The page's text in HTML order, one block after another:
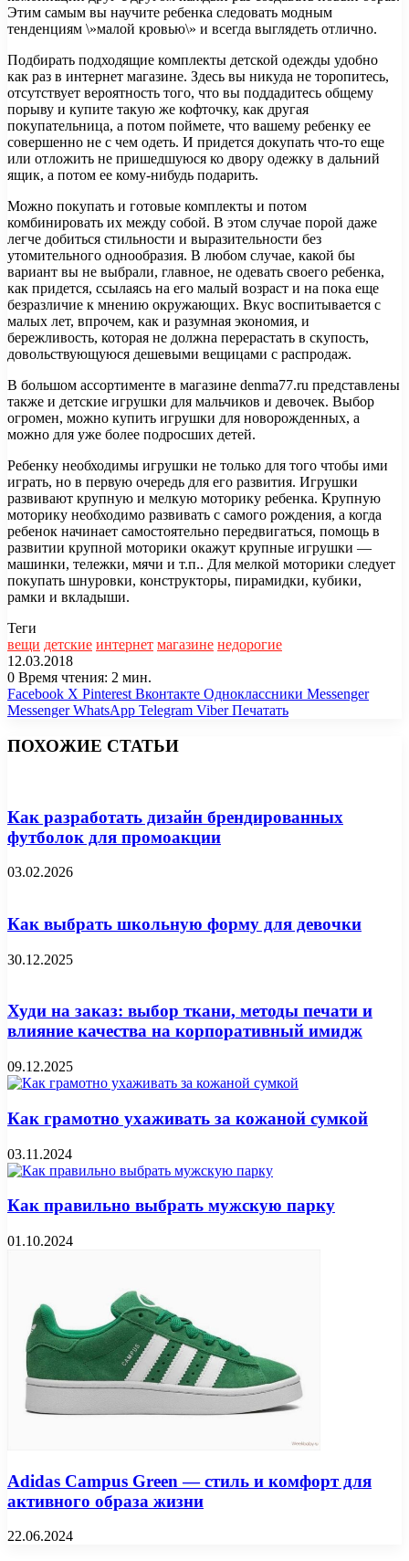
Этим самым вы научите ребенка следовать модным
тенденциям \»малой кровью\» и всегда выглядеть отлично.
Подбирать подходящие комплекты детской одежды удобно
как раз в интернет магазине. Здесь вы никуда не торопитесь,
отсутствует вероятность того, что вы поддадитесь общему
порыву и купите такую же кофточку, как другая
покупательница, а потом поймете, что вашему ребенку ее
совершенно не с чем одеть. И придется докупать что-то еще
или отложить не пришедшуюся ко двору одежку в дальний
ящик, а потом ее кому-нибудь подарить.
Можно покупать и готовые комплекты и потом
комбинировать их между собой. В этом случае порой даже
легче добиться стильности и выразительности без
утомительного однообразия. В любом случае, какой бы
вариант вы не выбрали, главное, не одевать своего ребенка,
как придется, ссылаясь на его малый возраст и на пока еще
безразличие к мнению окружающих. Вкус воспитывается с
малых лет, впрочем, как и разумная экономия, и
бережливость, которая не должна перерастать в скупость,
довольствующуюся дешевыми вещицами с распродаж.
В большом ассортименте в магазине denma77.ru представлены
также и детские игрушки для мальчиков и девочек. Выбор
огромен, можно купить игрушки для новорожденных, а
можно для уже более подросших детей.
Ребенку необходимы игрушки не только для того чтобы ими
играть, но в первую очередь для его развития. Игрушки
развивают крупную и мелкую моторику ребенка. Крупную
моторику необходимо развивать с самого рождения, а когда
ребенок начинает самостоятельно передвигаться, помощь в
развитии крупной моторики окажут крупные игрушки —
машинки, тележки, мячи и т.п.. Для мелкой моторики следует
покупать шнуровки, конструкторы, пирамидки, кубики,
рамки и вкладыши.
Теги
вещи детские интернет магазине недорогие
12.03.2018
0 Время чтения: 2 мин.
Facebook X Pinterest Вконтакте Одноклассники Messenger
Messenger WhatsApp Telegram Viber Печатать
ПОХОЖИЕ СТАТЬИ
Как разработать дизайн брендированных
футболок для промоакции
03.02.2026
Как выбрать школьную форму для девочки
30.12.2025
Худи на заказ: выбор ткани, методы печати и
влияние качества на корпоративный имидж
09.12.2025
Как грамотно ухаживать за кожаной сумкой
03.11.2024
Как правильно выбрать мужскую парку
01.10.2024
Adidas Campus Green — стиль и комфорт для
активного образа жизни
22.06.2024